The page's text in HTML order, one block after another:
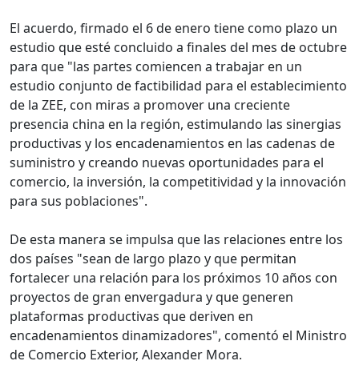
El acuerdo, firmado el 6 de enero tiene como plazo un
estudio que esté concluido a finales del mes de octubre
para que "las partes comiencen a trabajar en un
estudio conjunto de factibilidad para el establecimiento
de la ZEE, con miras a promover una creciente
presencia china en la región, estimulando las sinergias
productivas y los encadenamientos en las cadenas de
suministro y creando nuevas oportunidades para el
comercio, la inversión, la competitividad y la innovación
para sus poblaciones".
De esta manera se impulsa que las relaciones entre los
dos países "sean de largo plazo y que permitan
fortalecer una relación para los próximos 10 años con
proyectos de gran envergadura y que generen
plataformas productivas que deriven en
encadenamientos dinamizadores", comentó el Ministro
de Comercio Exterior, Alexander Mora.